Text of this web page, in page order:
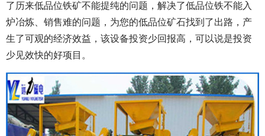
了历来低品位铁矿不能提纯的问题，解决了低品位铁不能入
炉冶炼、销售难的问题，为您的低品位矿石找到了出路，产
生了可观的经济效益，该设备投资少回报高，可以说是投资
少见效快的好项目。